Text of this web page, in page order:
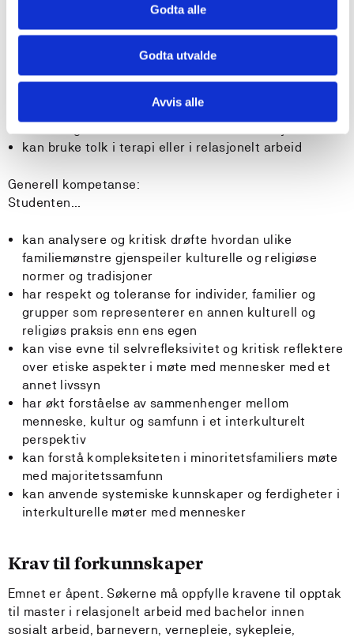
Godta alle
Godta utvalde
Avvis alle
forståelse og ferdigheter til interkulturell
kommunikasjon og forståing
kan bruke systemisk og familieterapeutisk kunnskap
kan bruke tolk i terapi eller i relasjonelt arbeid
Generell kompetanse:
Studenten…
kan analysere og kritisk drøfte hvordan ulike
familiemønstre gjenspeiler kulturelle og religiøse
normer og tradisjoner
har respekt og toleranse for individer, familier og
grupper som representerer en annen kulturell og
religiøs praksis enn ens egen
kan vise evne til selvrefleksivitet og kritisk reflektere
over etiske aspekter i møte med mennesker med et
annet livssyn
har økt forståelse av sammenhenger mellom
menneske, kultur og samfunn i et interkulturelt
perspektiv
kan forstå kompleksiteten i minoritetsfamiliers møte
med majoritetssamfunn
kan anvende systemiske kunnskaper og ferdigheter i
interkulturelle møter med mennesker
Krav til forkunnskaper
Emnet er åpent. Søkerne må oppfylle kravene til opptak
til master i relasjonelt arbeid med bachelor innen
sosialt arbeid, barnevern, vernepleie, sykepleie,